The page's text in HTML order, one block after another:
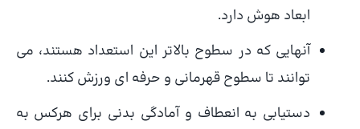
ابعاد هوش دارد.
آنهایی که در سطوح بالاتر این استعداد هستند، می
توانند تا سطوح قهرمانی و حرفه ای ورزش کنند.
دستیابی به انعطاف و آمادگی بدنی برای هرکس به